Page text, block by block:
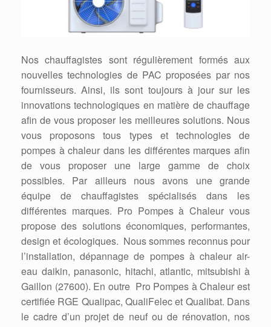
Nos chauffagistes sont régulièrement formés aux
nouvelles technologies de PAC proposées par nos
fournisseurs. Ainsi, ils sont toujours à jour sur les
innovations technologiques en matière de chauffage
afin de vous proposer les meilleures solutions. Nous
vous proposons tous types et technologies de
pompes à chaleur dans les différentes marques afin
de vous proposer une large gamme de choix
possibles. Par ailleurs nous avons une grande
équipe de chauffagistes spécialisés dans les
différentes marques. Pro Pompes à Chaleur vous
propose des solutions économiques, performantes,
design et écologiques. Nous sommes reconnus pour
l’installation, dépannage de pompes à chaleur air-
eau daikin, panasonic, hitachi, atlantic, mitsubishi à
Gaillon (27600). En outre Pro Pompes à Chaleur est
certifiée RGE Qualipac, QualiFelec et Qualibat. Dans
le cadre d’un projet de neuf ou de rénovation, nos